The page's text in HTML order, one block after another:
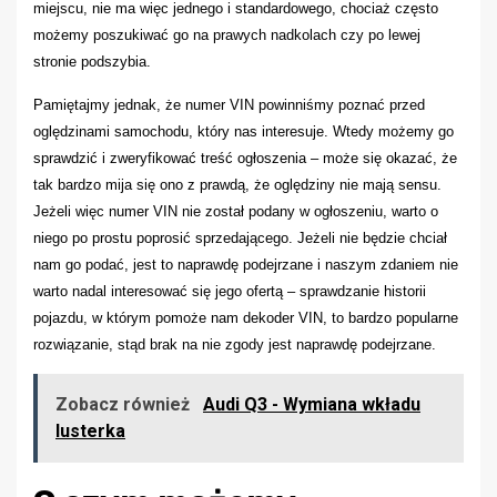
miejscu, nie ma więc jednego i standardowego, chociaż często
możemy poszukiwać go na prawych nadkolach czy po lewej
stronie podszybia.
Pamiętajmy jednak, że numer VIN powinniśmy poznać przed
oględzinami samochodu, który nas interesuje. Wtedy możemy go
sprawdzić i zweryfikować treść ogłoszenia – może się okazać, że
tak bardzo mija się ono z prawdą, że oględziny nie mają sensu.
Jeżeli więc numer VIN nie został podany w ogłoszeniu, warto o
niego po prostu poprosić sprzedającego. Jeżeli nie będzie chciał
nam go podać, jest to naprawdę podejrzane i naszym zdaniem nie
warto nadal interesować się jego ofertą – sprawdzanie historii
pojazdu, w którym pomoże nam dekoder VIN, to bardzo popularne
rozwiązanie, stąd brak na nie zgody jest naprawdę podejrzane.
Zobacz również
Audi Q3 - Wymiana wkładu
lusterka